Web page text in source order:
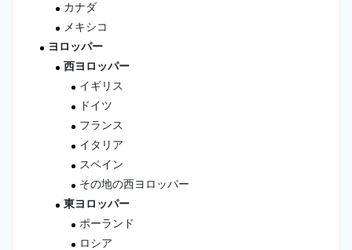
カナダ
メキシコ
ヨロッパー
西ヨロッパー
イギリス
ドイツ
フランス
イタリア
スペイン
その地の西ヨロッパー
東ヨロッパー
ポーランド
ロシア